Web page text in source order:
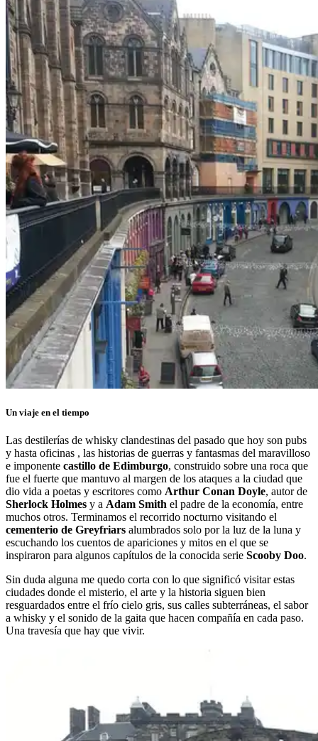
Un viaje en el tiempo
Las destilerías de whisky clandestinas del pasado que hoy son pubs
y hasta oficinas , las historias de guerras y fantasmas del maravilloso
e imponente castillo de Edimburgo, construido sobre una roca que
fue el fuerte que mantuvo al margen de los ataques a la ciudad que
dio vida a poetas y escritores como Arthur Conan Doyle, autor de
Sherlock Holmes y a Adam Smith el padre de la economía, entre
muchos otros. Terminamos el recorrido nocturno visitando el
cementerio de Greyfriars alumbrados solo por la luz de la luna y
escuchando los cuentos de apariciones y mitos en el que se
inspiraron para algunos capítulos de la conocida serie Scooby Doo.
Sin duda alguna me quedo corta con lo que significó visitar estas
ciudades donde el misterio, el arte y la historia siguen bien
resguardados entre el frío cielo gris, sus calles subterráneas, el sabor
a whisky y el sonido de la gaita que hacen compañía en cada paso.
Una travesía que hay que vivir.